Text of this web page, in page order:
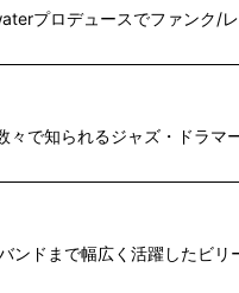
プロデュースでファンク/
で知られるジャズ・ドラ
ドまで幅広く活躍したビ